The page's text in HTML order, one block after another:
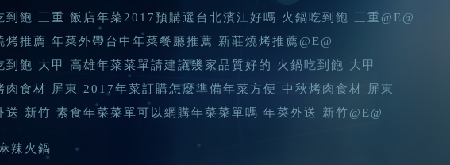
到飽 三重 飯店年菜2017預購選台北濱江好嗎 火鍋吃到飽 三重@E@
烤推薦 年菜外帶台中年菜餐廳推薦 新莊燒烤推薦@E@
到飽 大甲 高雄年菜菜單請建議幾家品質好的 火鍋吃到飽 大甲
肉食材 屏東 2017年菜訂購怎麼準備年菜方便 中秋烤肉食材 屏東
送 新竹 素食年菜菜單可以網購年菜菜單嗎 年菜外送 新竹@E@
辣火鍋